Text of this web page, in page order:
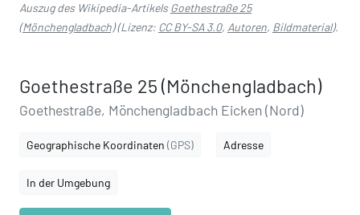
Auszug des Wikipedia-ArtikelsGoethestraße 25
(Mönchengladbach)(Lizenz: CC BY-SA 3.0, Autoren, Bildmaterial).
Goethestraße 25 (Mönchengladbach)
Goethestraße, Mönchengladbach Eicken (Nord)
Geographische Koordinaten (GPS) Adresse
In der Umgebung